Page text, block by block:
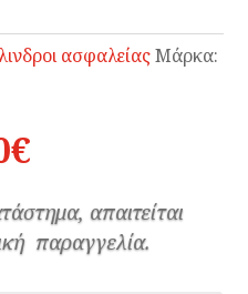
ασφαλείας Μάρκα:
€
24.00€
through
39.00€
απαιτείται
παραγγελία.